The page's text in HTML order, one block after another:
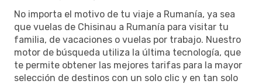
No importa el motivo de tu viaje a Rumanía, ya sea
que vuelas de Chisinau a Rumanía para visitar tu
familia, de vacaciones o vuelas por trabajo. Nuestro
motor de búsqueda utiliza la última tecnología, que
te permite obtener las mejores tarifas para la mayor
selección de destinos con un solo clic y en tan solo